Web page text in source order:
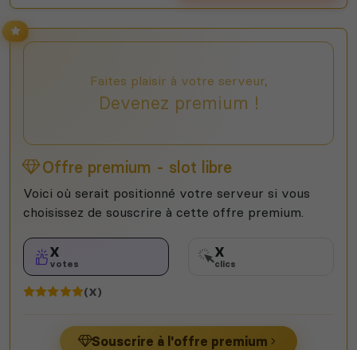
Faites plaisir à votre serveur,
Devenez premium !
Offre premium - slot libre
Voici où serait positionné votre serveur si vous
choisissez de souscrire à cette offre premium.
X
votes
X
clics
(X)
Souscrire à l'offre premium